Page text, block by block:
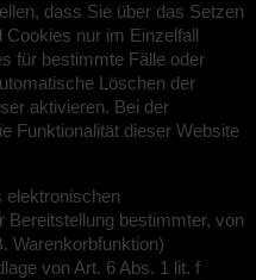
dass Sie über das Setzen
nur im Einzelfall
für bestimmte Fälle oder
Löschen der
aktivieren. Bei der
Funktionalität dieser Website
elektronischen
bestimmter, von
Warenkorbfunktion)
von Art. 6 Abs. 1 lit. f